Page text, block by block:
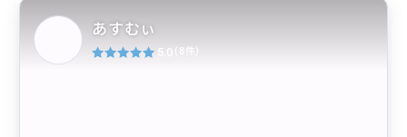
あすむぃ
5.0 (8件)